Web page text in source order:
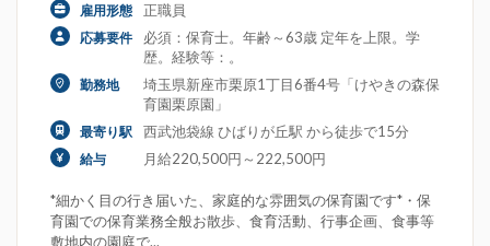
雇用形態 正職員
応募要件
必須：保育士。年齢～63歳 定年を上限。学
歴。経験等：。
勤務地
埼玉県新座市栗原1丁目6番4号「けやきの森保
育園栗原園」
最寄り駅 西武池袋線 ひばりが丘駅 から徒歩で15分
給与 月給220,500円～222,500円
*細かく目の行き届いた、家庭的な雰囲気の保育園です*・保
育園での保育業務全般お散歩、食育活動、行事企画、食事等
敷地内の園庭で...